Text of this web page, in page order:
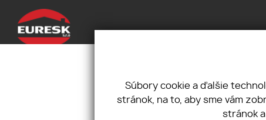
Dopyt
Kontakt
+421 907
Súbory cookie a ďalšie
stránok, na to, aby sme vám
stránok